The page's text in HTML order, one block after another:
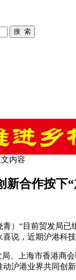
内容
新合作按下
）“目前贸发局
说，近期沪港科技
、上海市香港商
沪港业界共同创